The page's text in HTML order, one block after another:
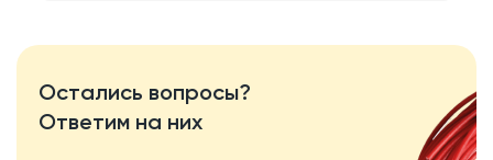
Остались вопросы?
Ответим на них